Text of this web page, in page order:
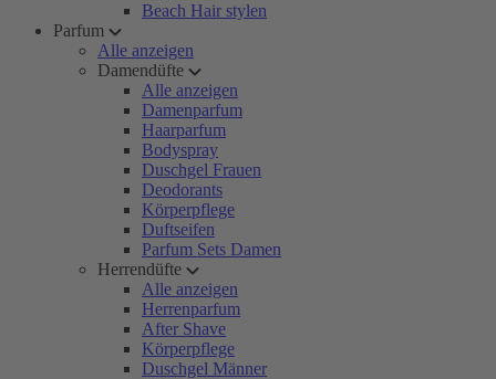
Beach Hair stylen
Parfum
Alle anzeigen
Damendüfte
Alle anzeigen
Damenparfum
Haarparfum
Bodyspray
Duschgel Frauen
Deodorants
Körperpflege
Duftseifen
Parfum Sets Damen
Herrendüfte
Alle anzeigen
Herrenparfum
After Shave
Körperpflege
Duschgel Männer